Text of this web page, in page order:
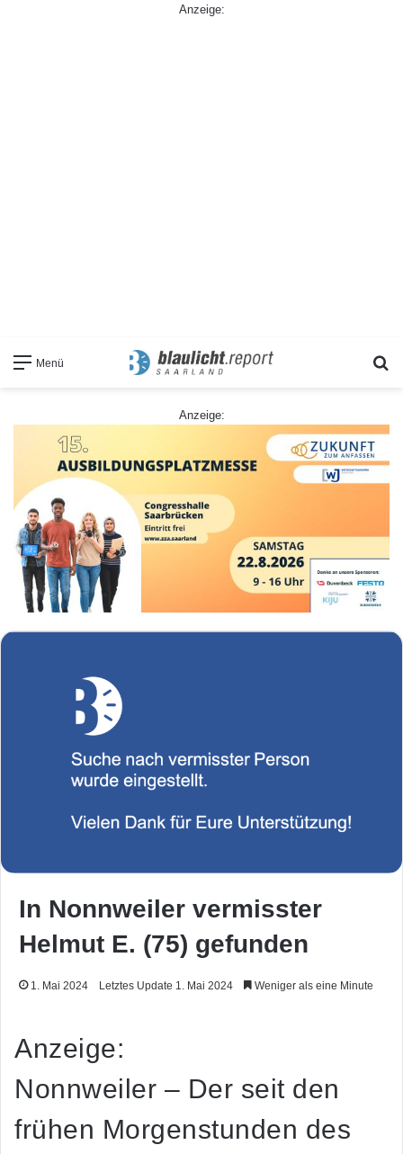
Anzeige:
Menü
Anzeige:
In Nonnweiler vermisster
Helmut E. (75) gefunden
1. Mai 2024 Letztes Update 1. Mai 2024 Weniger als eine Minute
Anzeige:
Nonnweiler – Der seit den
frühen Morgenstunden des